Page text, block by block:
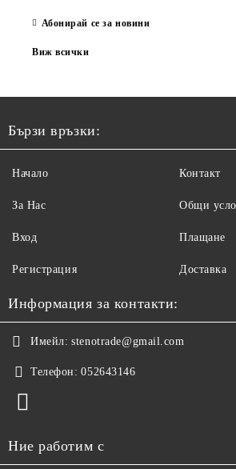
Абонирай се за новини
Виж всички
Бързи връзки:
Начало
За Нас
Вход
Регистрация
Контакт
Общи
Плащане
Доставка
Информация за контакти:
Имейл: stenotrade@gmail.com
Телефон: 052643146
Ние работим с